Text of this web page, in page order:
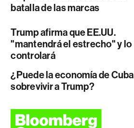
batalla de las marcas
Trump afirma que EE.UU.
"mantendrá el estrecho" y lo
controlará
¿Puede la economía de Cuba
sobrevivir a Trump?